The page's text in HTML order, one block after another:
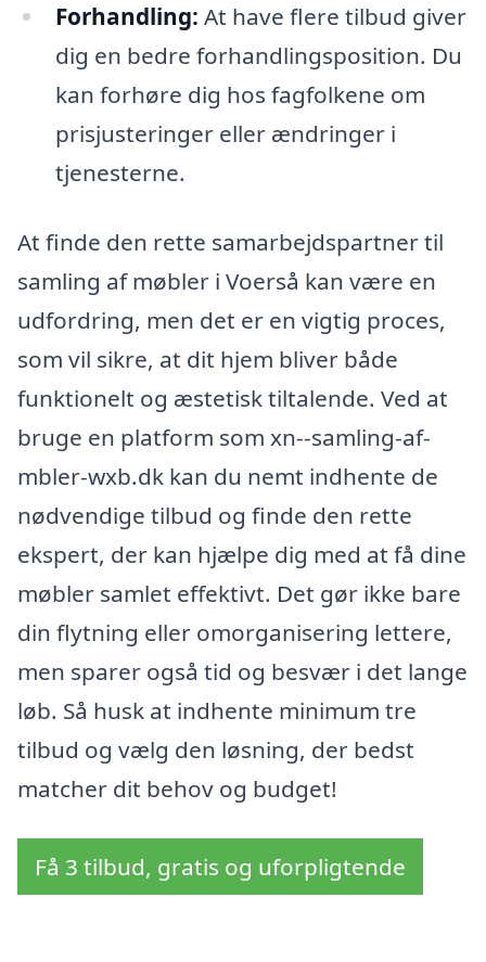
Forhandling: At have flere tilbud giver
dig en bedre forhandlingsposition. Du
kan forhøre dig hos fagfolkene om
prisjusteringer eller ændringer i
tjenesterne.
At finde den rette samarbejdspartner til
samling af møbler i Voerså kan være en
udfordring, men det er en vigtig proces,
som vil sikre, at dit hjem bliver både
funktionelt og æstetisk tiltalende. Ved at
bruge en platform som xn--samling-af-
mbler-wxb.dk kan du nemt indhente de
nødvendige tilbud og finde den rette
ekspert, der kan hjælpe dig med at få dine
møbler samlet effektivt. Det gør ikke bare
din flytning eller omorganisering lettere,
men sparer også tid og besvær i det lange
løb. Så husk at indhente minimum tre
tilbud og vælg den løsning, der bedst
matcher dit behov og budget!
Få 3 tilbud, gratis og uforpligtende